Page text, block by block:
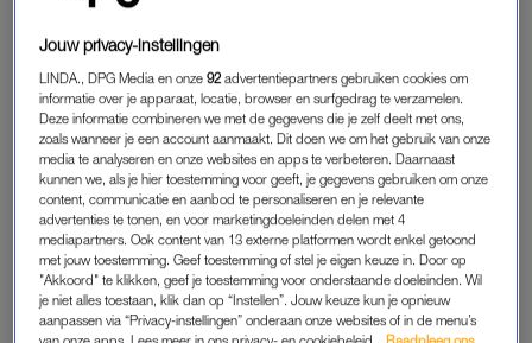
publiek bestaat uit verschillende soorten en maten. Ik doe mijn
analyse met liefde uit de doeken:
De die-hard fan– Heeft net als ik Videoland en loopt dus
altijd een aflevering voor. Volgt elke deelnemer op Instagram.
Blijft betrokken bij ‘zijn’ of ‘haar’ serie en is ook op de hoogte
van het lief en leed van oud-deelnemers. Maak de
fan wakker met de woorden ‘Lize en Ken’, en je hoort: ‘Lize
hoorde eerst bij Jefferson, viel inTemptation Island2017 voor
de lange manen van Ken (niet van Barbie) en zijn nog steeds
samen. Bam!’
Jouw privacy-instellingen
LINDA., DPG Media en onze92 advertentiepartners gebruiken cookies om
informatie over je apparaat, locatie, browser en surfgedrag te verzamelen.
Deze informatie combineren we met de gegevens die je zelf deelt met ons,
zoals wanneer je een account aanmaakt. Dit doen we om het gebruik van onze
media te analyseren en onze websites en apps te verbeteren. Daarnaast
kunnen we, als je hier toestemming voor geeft, je gegevens gebruiken om onze
content, communicatie en aanbod te personaliseren en je relevante
advertenties te tonen, en voor marketingdoeleinden delen met 4
mediapartners. Ook content van 13 externe platformen wordt enkel getoond
met jouw toestemming. Geef toestemming of stel je eigen keuze in. Door op
"Akkoord" te klikken, geef je toestemming voor onderstaande doeleinden. Wil
je niet alles toestaan, klik dan op “Instellen”. Jouw keuze kun je opnieuw
aanpassen via “Privacy-instellingen” onderaan onze websites of in de menu’s